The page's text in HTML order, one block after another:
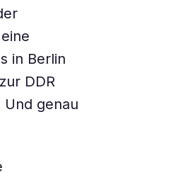
in Berlin
DDR
genau